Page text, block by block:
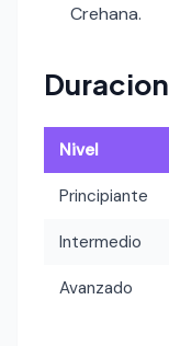
Crehana.
Duracion
Nivel
Principiante
Intermedio
Avanzado